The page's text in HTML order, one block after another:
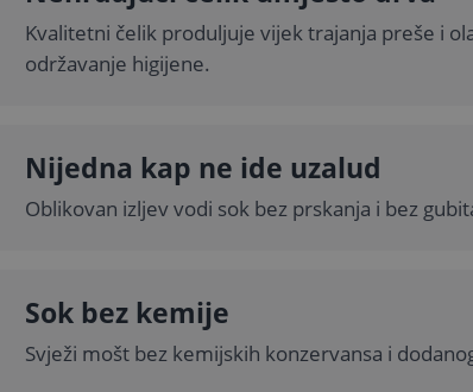
Kvalitetni čelik produljuje vijek trajanja preše i
održavanje higijene.
Nijedna kap ne ide uzalud
Oblikovan izljev vodi sok bez prskanja i bez
Sok bez kemije
Svježi mošt bez kemijskih konzervansa i